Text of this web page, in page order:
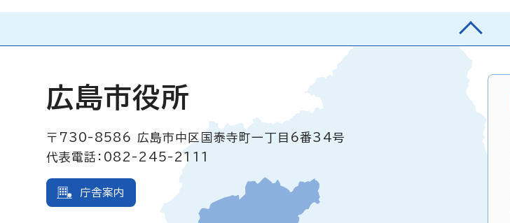
広島市役所
〒730-8586
広島市中区国泰寺町一丁目6番34号
代表電話：082-245-2111
庁舎案内